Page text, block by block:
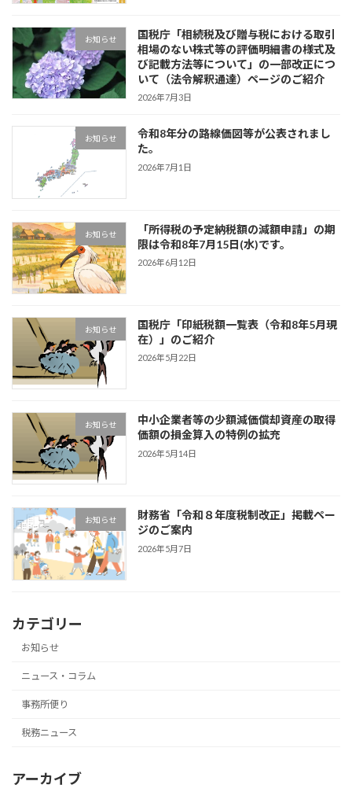
お知らせ
国税庁「相続税及び贈与税における取引
相場のない株式等の評価明細書の様式及
び記載方法等について」の一部改正につ
いて（法令解釈通達）ページのご紹介
2026年7月3日
お知らせ
令和8年分の路線価図等が公表されまし
た。
2026年7月1日
お知らせ
「所得税の予定納税額の減額申請」の期
限は令和8年7月15日(水)です。
2026年6月12日
お知らせ
国税庁「印紙税額一覧表（令和8年5月現
在）」のご紹介
2026年5月22日
お知らせ
中小企業者等の少額減価償却資産の取得
価額の損金算入の特例の拡充
2026年5月14日
お知らせ
財務省「令和８年度税制改正」掲載ペー
ジのご案内
2026年5月7日
カテゴリー
お知らせ
ニュース・コラム
事務所便り
税務ニュース
アーカイブ